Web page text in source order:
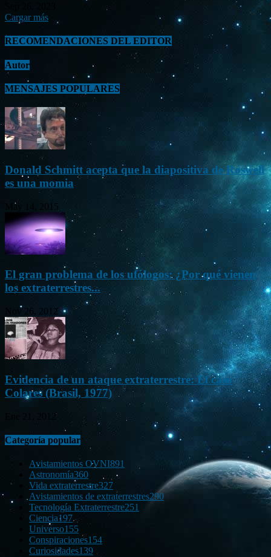
Cargar más
RECOMENDACIONES DEL EDITOR
Autor
MENSAJES POPULARES
Donald Schmitt acepta que la diapositiva de Roswell
es una momia
May 14, 2015
El gran problema de los ufólogos: ¿Por qué vienen
los extraterrestres...
Nov 26, 2012
Evidencia de un ataque extraterrestre: El caso
Colares (Brasil, 1977)
Ene 21, 2012
Categoría popular
Avistamientos OVNI891
Astronomía360
Vida extraterrestre327
Avistamientos de extraterrestres290
Tecnología Extraterrestre251
Ciencia197
Universo155
Conspiraciones154
Curiosidades139